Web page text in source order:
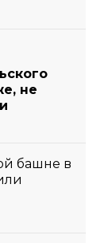
не
башне в